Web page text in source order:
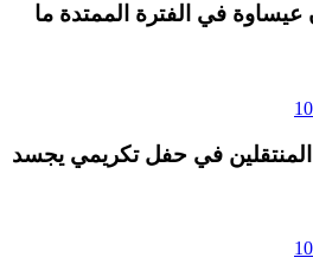
في الفترة الممتدة ما
في حفل تكريمي يجسد